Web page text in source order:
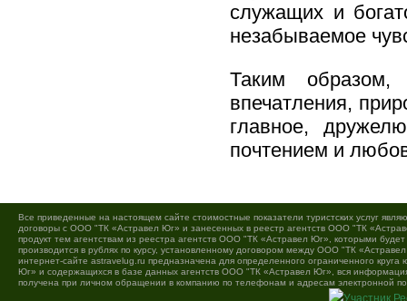
служащих и
незабываемое
Таким
впечатления,
главное,
почтением и
Все приведенные на настоящем сайте стоимостные показатели туристских услуг
договоры с ООО "ТК «Астравел Юг» и занесенных в реестр агентств ООО "ТК
продукт тем агентствам из реестра агентств ООО "ТК «Астравел Юг», которыми
производится в рублях по курсу, установленному договором между ООО "ТК
интернет-сайте astravelug.ru предназначена для определенного ограниченного
Юг» и содержащихся в базе данных агентств ООО "ТК «Астравел Юг», вся
получена при личном обращении в компанию по телефонам и адресам электронной